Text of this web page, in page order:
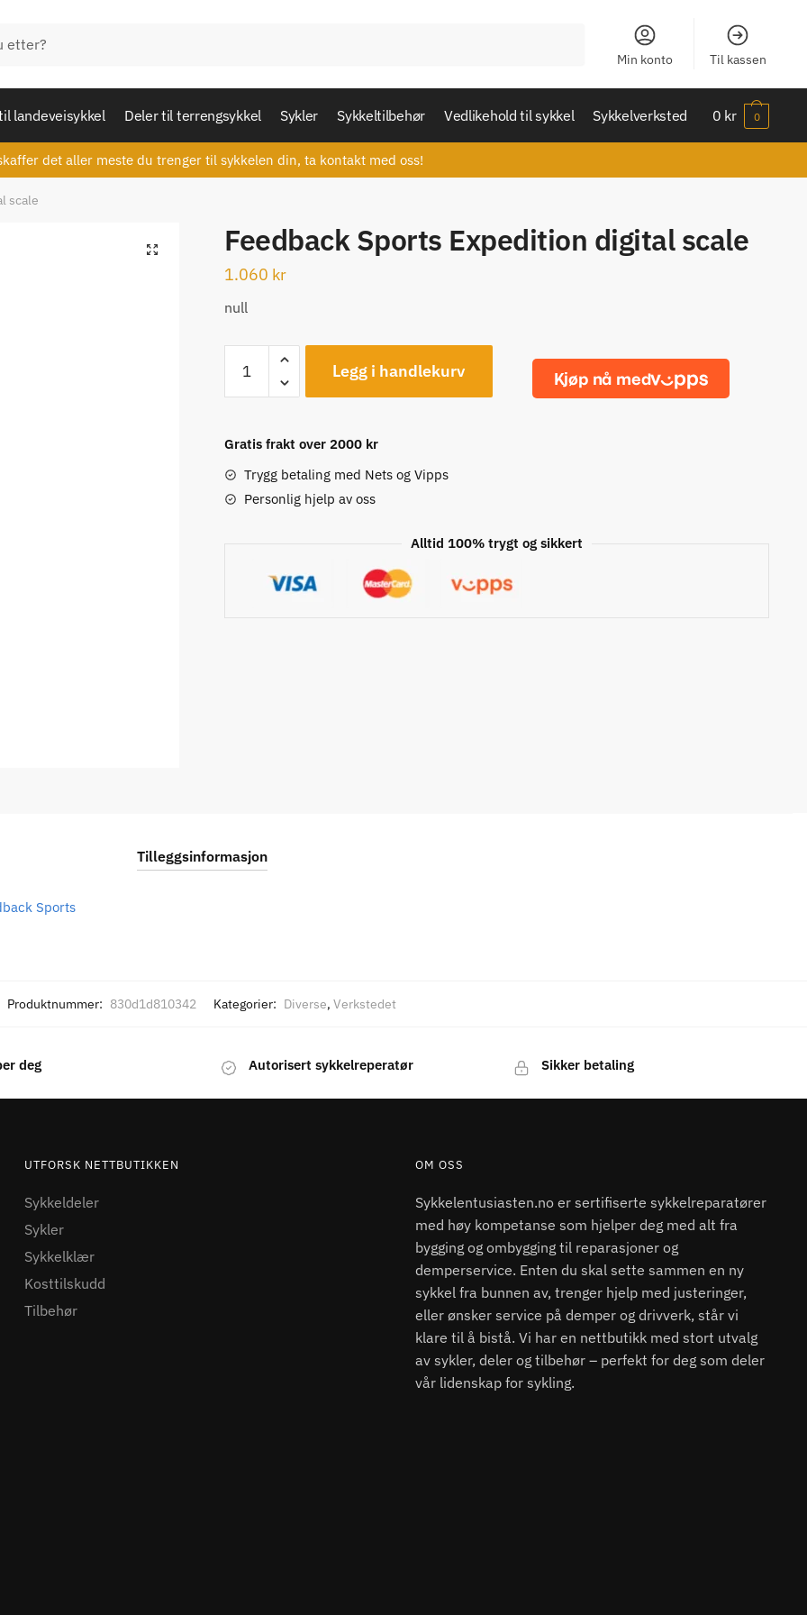
Min konto Til kassen
landeveisykkel Deler til terrengsykkel Sykler Sykkeltilbehør Vedlikehold til sykkel Sykkelverksted 0 kr 0
det aller meste du trenger til sykkelen din, ta kontakt med oss!
scale
🔍 Feedback Sports Expedition digital scale
1.060 kr
null
Feedback
Sports
Expedition
scale
antall
Legg i handlekurv
Gratis frakt over 2000 kr
Trygg betaling med Nets og Vipps
Personlig hjelp av oss
Alltid 100% trygt og sikkert
Tilleggsinformasjon
Sports
Produktnummer: 830d1d810342 Kategorier: Diverse, Verkstedet
deg Autorisert sykkelreperatør Sikker betaling
UTFORSK NETTBUTIKKEN
Sykkeldeler
Sykler
Sykkelklær
Kosttilskudd
Tilbehør
OM OSS
Sykkelentusiasten.no er sertifiserte sykkelreparatører
med høy kompetanse som hjelper deg med alt fra
bygging og ombygging til reparasjoner og
demperservice. Enten du skal sette sammen en ny
sykkel fra bunnen av, trenger hjelp med justeringer,
eller ønsker service på demper og drivverk, står vi
klare til å bistå. Vi har en nettbutikk med stort utvalg
av sykler, deler og tilbehør – perfekt for deg som deler
vår lidenskap for sykling.